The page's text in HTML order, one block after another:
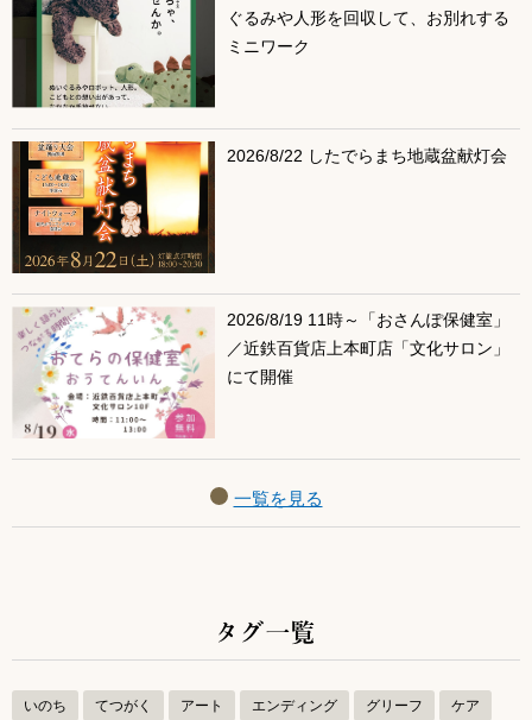
ぐるみや人形を回収して、お別れする
ミニワーク
2026/8/22 したでらまち地蔵盆献灯会
2026/8/19 11時～「おさんぽ保健室」
／近鉄百貨店上本町店「文化サロン」
にて開催
一覧を見る
タグ一覧
いのち てつがく アート エンディング グリーフ ケア